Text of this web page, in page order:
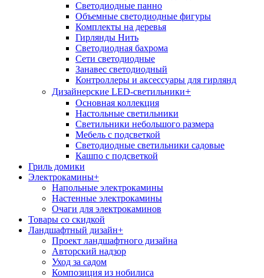
Светодиодные панно
Объемные светодиодные фигуры
Комплекты на деревья
Гирлянды Нить
Светодиодная бахрома
Сети светодиодные
Занавес светодиодный
Контроллеры и аксессуары для гирлянд
Дизайнерские LED-светильники+
Основная коллекция
Настольные светильники
Светильники небольшого размера
Мебель с подсветкой
Светодиодные светильники садовые
Кашпо с подсветкой
Гриль домики
Электрокамины+
Напольные электрокамины
Настенные электрокамины
Очаги для электрокаминов
Товары со скидкой
Ландшафтный дизайн+
Проект ландшафтного дизайна
Авторский надзор
Уход за садом
Композиция из нобилиса